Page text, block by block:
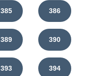
385 386
389 390
393 394